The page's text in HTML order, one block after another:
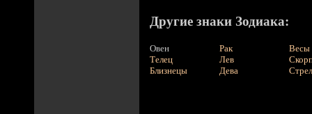
Другие знаки Зодиака:
Овен
Телец
Близнецы
Рак
Лев
Дева
Весы